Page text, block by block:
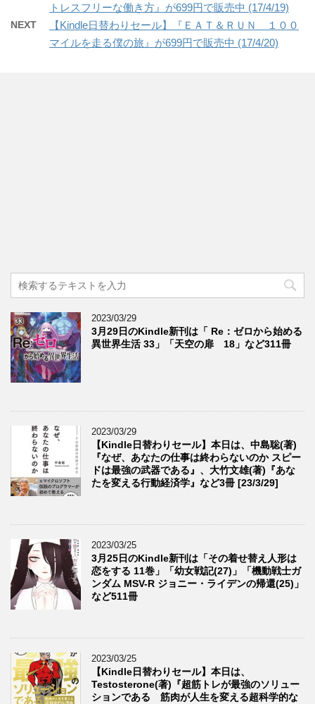
トレスフリーな働き方』が699円で販売中 (17/4/19)
NEXT
【Kindle日替わりセール】『ＥＡＴ＆ＲＵＮ １００
マイルを走る僕の旅』が699円で販売中 (17/4/20)
2023/03/29
3月29日のKindle新刊は「 Re：ゼロから始める
異世界生活 33」「天空の扉 18」など311冊
2023/03/29
【Kindle日替わりセール】本日は、中島聡(著)
『なぜ、あなたの仕事は終わらないのか スピー
ドは最強の武器である』、大竹文雄(著)『あな
たを変える行動経済学』など3冊 [23/3/29]
2023/03/25
3月25日のKindle新刊は「その着せ替え人形は
恋をする 11巻」「幼女戦記(27)」「機動戦士ガ
ンダム MSV-R ジョニー・ライデンの帰還(25)」
など511冊
2023/03/25
【Kindle日替わりセール】本日は、
Testosterone(著)『超筋トレが最強のソリュー
ションである 筋肉が人生を変える超科学的な